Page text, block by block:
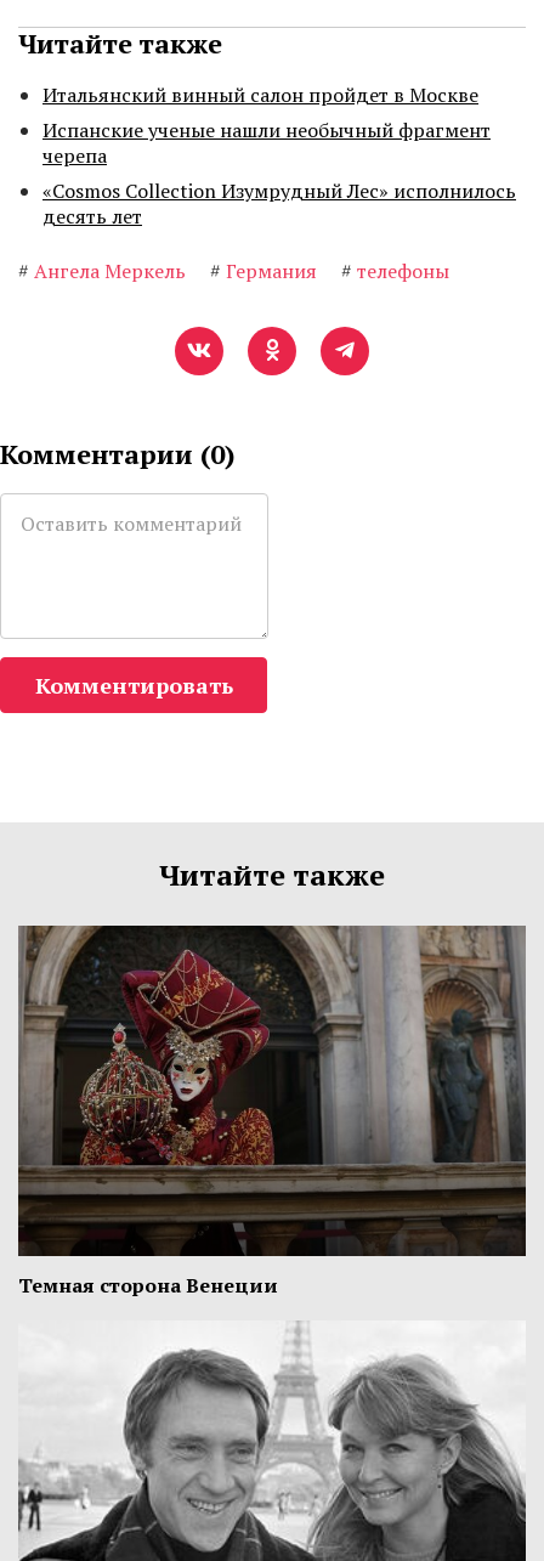
Читайте также
Итальянский винный салон пройдет в Москве
Испанские ученые нашли необычный фрагмент
черепа
«Cosmos Collection Изумрудный Лес» исполнилось
десять лет
# Ангела Меркель # Германия # телефоны
Комментарии (0)
Комментировать
Читайте также
Темная сторона Венеции